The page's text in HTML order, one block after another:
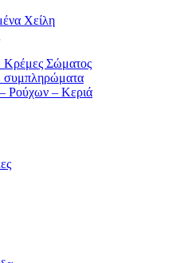
Χείλη
Κρέμες Σώματος
συμπληρώματα
Ρούχων – Κεριά